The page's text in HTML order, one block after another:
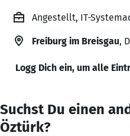
Angestellt, IT-
Freiburg im Breisgau,
Logg Dich ein, um alle
Suchst Du einen
Öztürk?